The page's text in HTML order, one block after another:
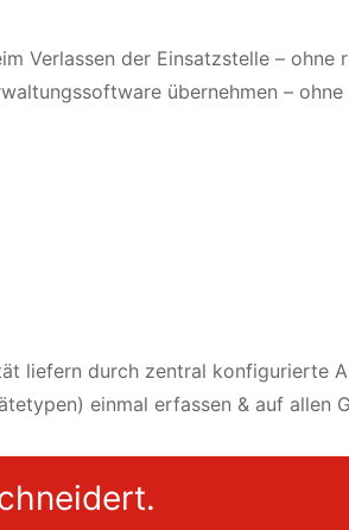
Verlassen der Einsatzstelle – ohne
übernehmen –
liefern durch zentral konfigurierte
einmal erfassen & auf allen